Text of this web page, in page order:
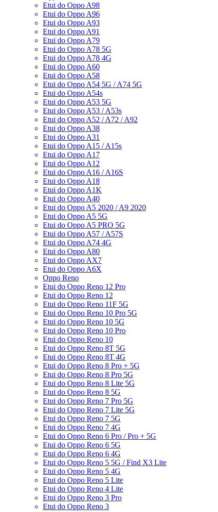
Etui do Oppo A98
Etui do Oppo A96
Etui do Oppo A93
Etui do Oppo A91
Etui do Oppo A79
Etui do Oppo A78 5G
Etui do Oppo A78 4G
Etui do Oppo A60
Etui do Oppo A58
Etui do Oppo A54 5G / A74 5G
Etui do Oppo A54s
Etui do Oppo A53 5G
Etui do Oppo A53 / A53s
Etui do Oppo A52 / A72 / A92
Etui do Oppo A38
Etui do Oppo A31
Etui do Oppo A15 / A15s
Etui do Oppo A17
Etui do Oppo A12
Etui do Oppo A16 / A16S
Etui do Oppo A18
Etui do Oppo A1K
Etui do Oppo A40
Etui do Oppo A5 2020 / A9 2020
Etui do Oppo A5 5G
Etui do Oppo A5 PRO 5G
Etui do Oppo A57 / A57S
Etui do Oppo A74 4G
Etui do Oppo A80
Etui do Oppo AX7
Etui do Oppo A6X
Oppo Reno
Etui do Oppo Reno 12 Pro
Etui do Oppo Reno 12
Etui do Oppo Reno 11F 5G
Etui do Oppo Reno 10 Pro 5G
Etui do Oppo Reno 10 5G
Etui do Oppo Reno 10 Pro
Etui do Oppo Reno 10
Etui do Oppo Reno 8T 5G
Etui do Oppo Reno 8T 4G
Etui do Oppo Reno 8 Pro + 5G
Etui do Oppo Reno 8 Pro 5G
Etui do Oppo Reno 8 Lite 5G
Etui do Oppo Reno 8 5G
Etui do Oppo Reno 7 Pro 5G
Etui do Oppo Reno 7 Lite 5G
Etui do Oppo Reno 7 5G
Etui do Oppo Reno 7 4G
Etui do Oppo Reno 6 Pro / Pro + 5G
Etui do Oppo Reno 6 5G
Etui do Oppo Reno 6 4G
Etui do Oppo Reno 5 5G / Find X3 Lite
Etui do Oppo Reno 5 4G
Etui do Oppo Reno 5 Lite
Etui do Oppo Reno 4 Lite
Etui do Oppo Reno 3 Pro
Etui do Oppo Reno 3